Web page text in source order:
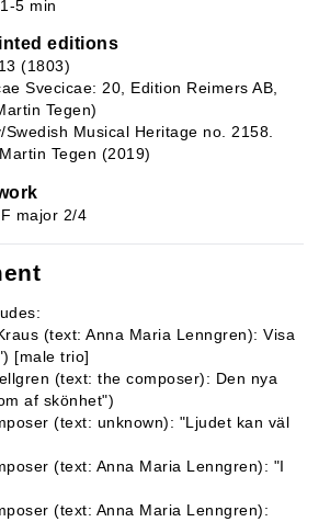
5 min
editions
(1803)
Svecicae: 20, Edition Reimers AB,
Tegen)
Musical Heritage no. 2158.
Tegen (2019)
major 2/4
(text: Anna Maria Lenngren): Visa
[male trio]
(text: the composer): Den nya
af skönhet")
(text: unknown): "Ljudet kan väl
(text: Anna Maria Lenngren): "I
(text: Anna Maria Lenngren):